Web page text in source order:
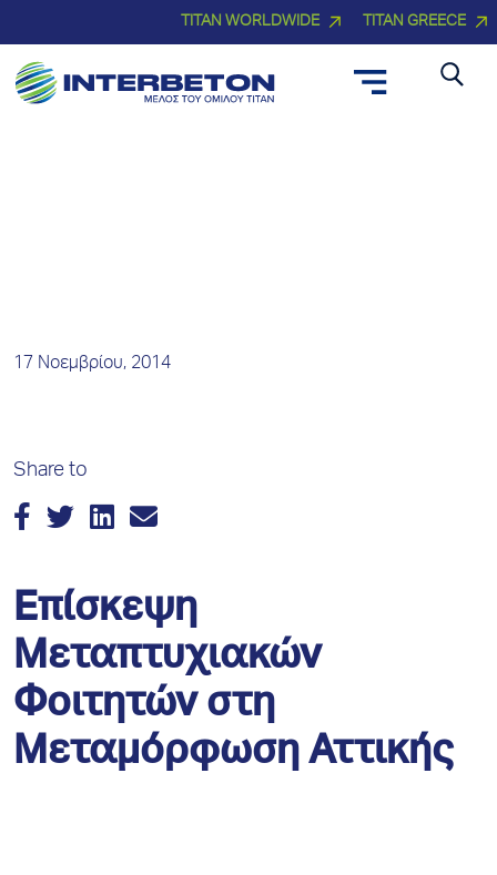
TITAN WORLDWIDE TITAN GREECE
17 Νοεμβρίου, 2014
Share to
Επίσκεψη
Μεταπτυχιακών
Φοιτητών στη
Μεταμόρφωση Αττικής